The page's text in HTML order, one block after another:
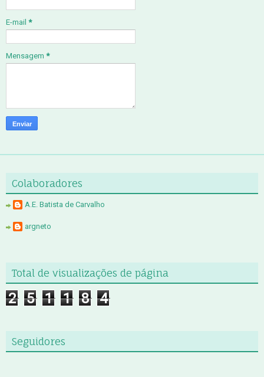
E-mail *
Mensagem *
Colaboradores
A.E. Batista de Carvalho
argneto
Total de visualizações de página
2 5 1 1 8 4
Seguidores